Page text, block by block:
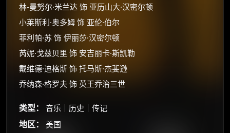
林-曼努尔·米兰达 饰 亚历山大·汉密尔顿
小莱斯利·奥多姆 饰 亚伦·伯尔
菲利帕·苏 饰 伊丽莎·汉密尔顿
芮妮·戈兹贝里 饰 安吉丽卡·斯凯勒
戴维德·迪格斯 饰 托马斯·杰斐逊
乔纳森·格罗夫 饰 英王乔治三世
类型： 音乐｜历史｜传记
地区： 美国